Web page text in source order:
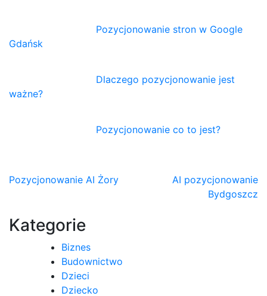
Pozycjonowanie stron w Google
Gdańsk
Dlaczego pozycjonowanie jest
ważne?
Pozycjonowanie co to jest?
Nawigacja
Pozycjonowanie AI Żory
AI pozycjonowanie
Bydgoszcz
Kategorie
Biznes
Budownictwo
Dzieci
Dziecko